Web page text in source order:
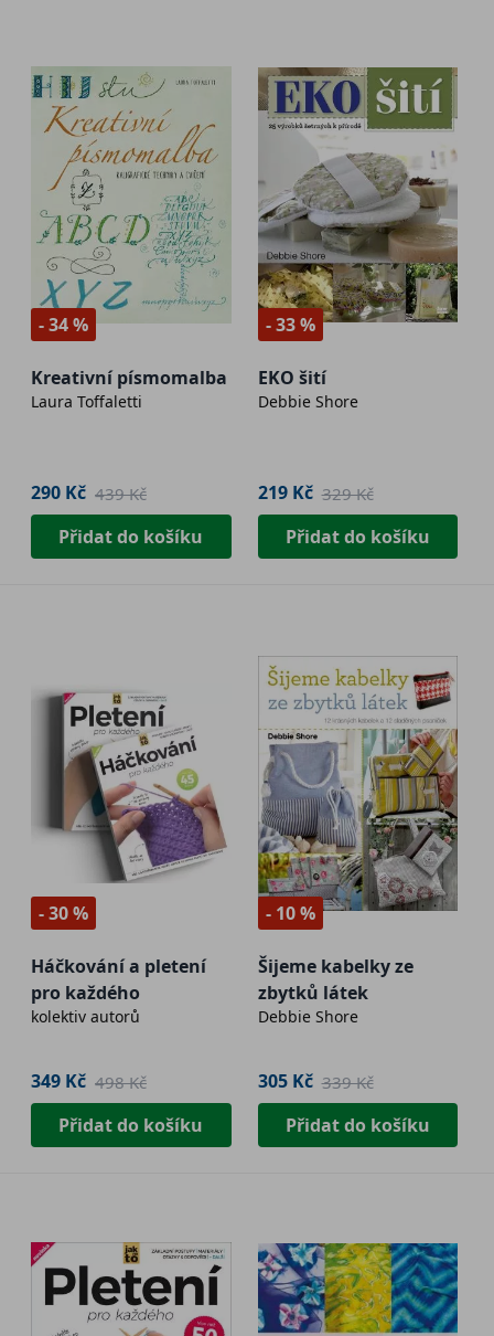
- 34 %
Kreativní písmomalba
Laura Toffaletti
290 Kč 439 Kč
Přidat do košíku
- 33 %
EKO šití
Debbie Shore
219 Kč 329 Kč
Přidat do košíku
- 30 %
Háčkování a pletení
pro každého
kolektiv autorů
349 Kč 498 Kč
Přidat do košíku
- 10 %
Šijeme kabelky ze
zbytků látek
Debbie Shore
305 Kč 339 Kč
Přidat do košíku